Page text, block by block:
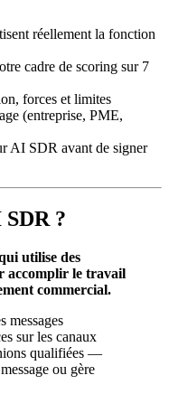
réellement la fonction
cadre de scoring sur 7
forces et limites
(entreprise, PME,
AI SDR avant de signer
SDR ?
utilise des
accomplir le travail
commercial.
messages
sur les canaux
qualifiées —
ou gère